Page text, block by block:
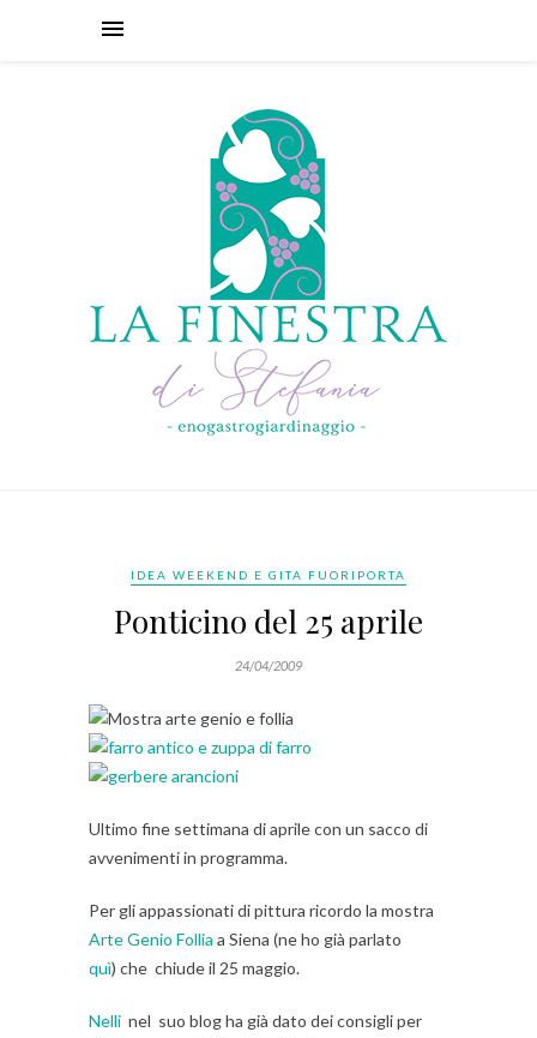
IDEA WEEKEND E GITA FUORIPORTA
Ponticino del 25 aprile
24/04/2009
Ultimo fine settimana di aprile con un sacco di
avvenimenti in programma.
Per gli appassionati di pittura ricordo la mostra
Arte Genio Follia a Siena (ne ho già parlato
quì) che chiude il 25 maggio.
Nelli nel suo blog ha già dato dei consigli per